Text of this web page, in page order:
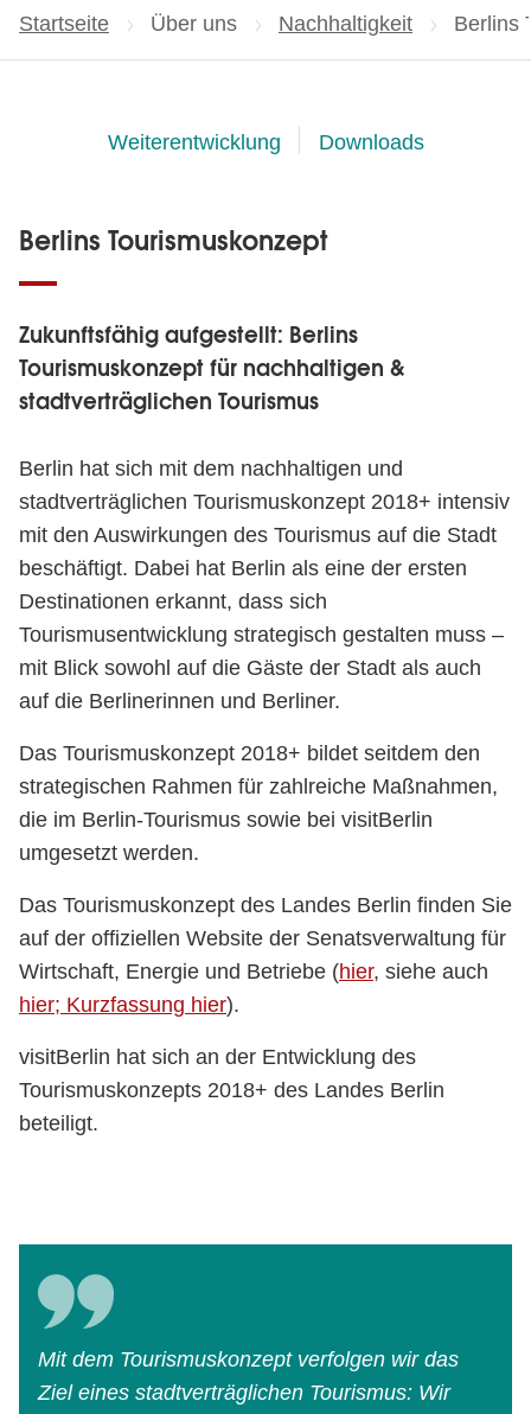
Startseite Über uns Nachhaltigkeit Berlins
Weiterentwicklung Downloads
Berlins Tourismuskonzept
Zukunftsfähig aufgestellt: Berlins
Tourismuskonzept für nachhaltigen &
stadtverträglichen Tourismus
Berlin hat sich mit dem nachhaltigen und
stadtverträglichen Tourismuskonzept 2018+ intensiv
mit den Auswirkungen des Tourismus auf die Stadt
beschäftigt. Dabei hat Berlin als eine der ersten
Destinationen erkannt, dass sich
Tourismusentwicklung strategisch gestalten muss –
mit Blick sowohl auf die Gäste der Stadt als auch
auf die Berlinerinnen und Berliner.
Das Tourismuskonzept 2018+ bildet seitdem den
strategischen Rahmen für zahlreiche Maßnahmen,
die im Berlin-Tourismus sowie bei visitBerlin
umgesetzt werden.
Das Tourismuskonzept des Landes Berlin finden Sie
auf der offiziellen Website der Senatsverwaltung für
Wirtschaft, Energie und Betriebe (hier, siehe auch
hier; Kurzfassung hier).
visitBerlin hat sich an der Entwicklung des
Tourismuskonzepts 2018+ des Landes Berlin
beteiligt.
Mit dem Tourismuskonzept verfolgen wir das
Ziel eines stadtverträglichen Tourismus: Wir